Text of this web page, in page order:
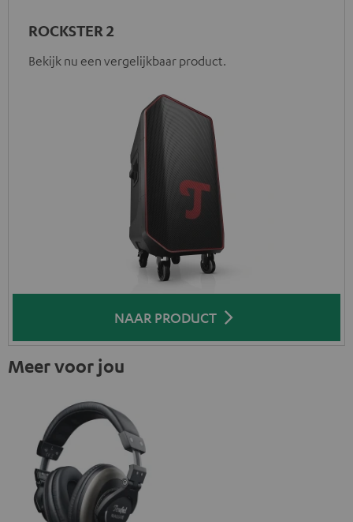
ROCKSTER 2
Bekijk nu een vergelijkbaar product.
NAAR PRODUCT
Meer voor jou